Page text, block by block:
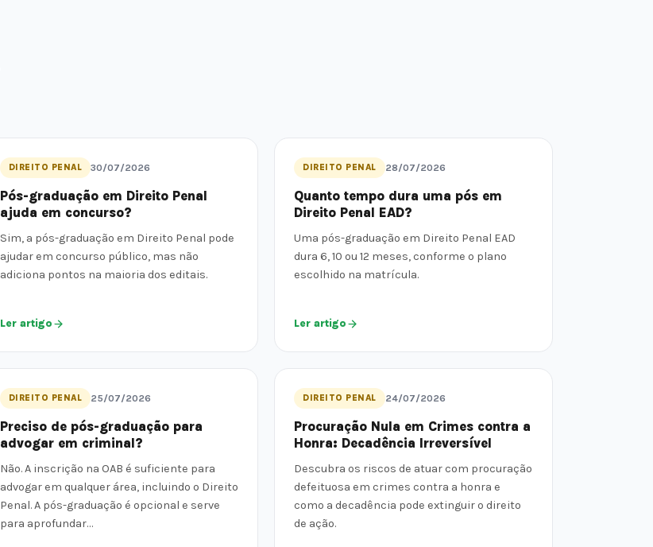
DIREITO PENAL 30/07/2026
Pós-graduação em Direito Penal
ajuda em concurso?
Sim, a pós-graduação em Direito Penal pode
ajudar em concurso público, mas não
adiciona pontos na maioria dos editais.
Ler artigo
DIREITO PENAL 28/07/2026
Quanto tempo dura uma pós em
Direito Penal EAD?
Uma pós-graduação em Direito Penal EAD
dura 6, 10 ou 12 meses, conforme o plano
escolhido na matrícula.
Ler artigo
DIREITO PENAL 25/07/2026
Preciso de pós-graduação para
advogar em criminal?
Não. A inscrição na OAB é suficiente para
advogar em qualquer área, incluindo o Direito
Penal. A pós-graduação é opcional e serve
para aprofundar…
DIREITO PENAL 24/07/2026
Procuração Nula em Crimes contra a
Honra: Decadência Irreversível
Descubra os riscos de atuar com procuração
defeituosa em crimes contra a honra e
como a decadência pode extinguir o direito
de ação.